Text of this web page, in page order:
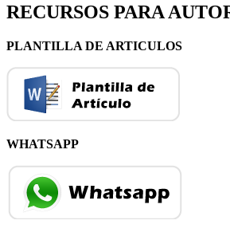
RECURSOS PARA
PLANTILLA DE ARTICULOS
WHATSAPP